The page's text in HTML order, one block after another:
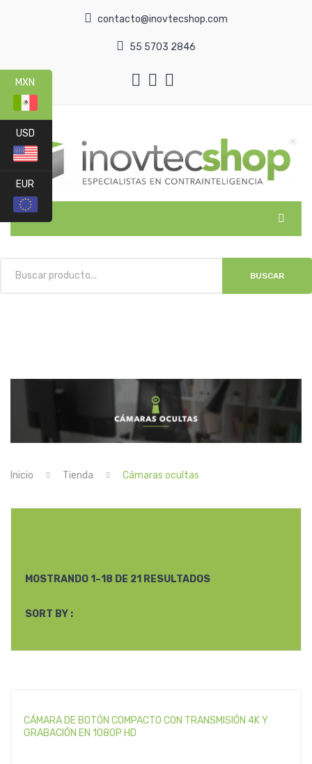
contacto@inovtecshop.com
55 5703 2846
CATEGORÍAS
CONTACTO
BUSCAR
Inicio Tienda Cámaras ocultas
MOSTRANDO 1–18 DE 21 RESULTADOS
SORT BY :
CÁMARA DE BOTÓN COMPACTO CON TRANSMISIÓN 4K Y
GRABACIÓN EN 1080P HD
MXN
USD
EUR